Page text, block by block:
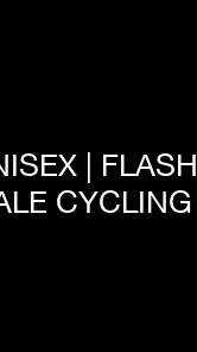
| FLASH
CYCLING